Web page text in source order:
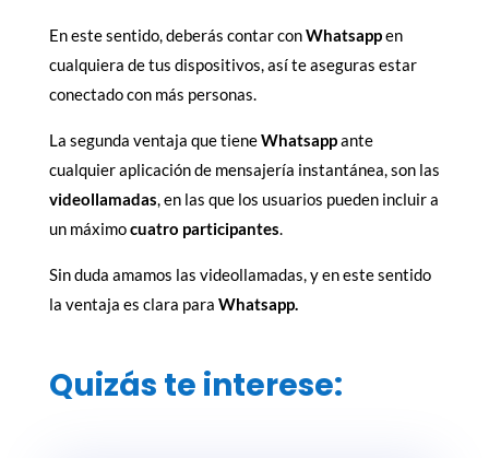
En este sentido, deberás contar conWhatsappen
cualquiera de tus dispositivos, así te aseguras estar
conectado con más personas.
La segunda ventaja que tieneWhatsappante
cualquier aplicación de mensajería instantánea, son las
videollamadas, en las que los usuarios pueden incluir a
un máximocuatro participantes.
Sin duda amamos las videollamadas, y en este sentido
la ventaja es clara para Whatsapp.
Quizás te interese: